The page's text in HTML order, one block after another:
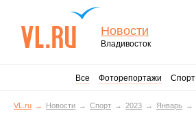
Новости
Владивосток
Все Фоторепортажи Спорт
VL.ru Новости Спорт 2023 Январь